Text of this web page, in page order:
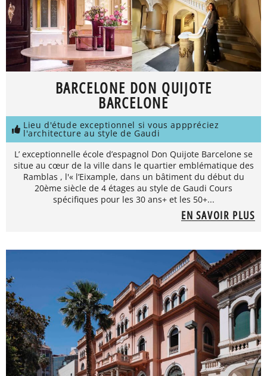
BARCELONE DON QUIJOTE
BARCELONE
Lieu d'étude exceptionnel si vous apppréciez
l'architecture au style de Gaudi
L’ exceptionnelle école d’espagnol Don Quijote Barcelone se
situe au cœur de la ville dans le quartier emblématique des
Ramblas , l'« l’Eixample, dans un bâtiment du début du
20ème siècle de 4 étages au style de Gaudi Cours
spécifiques pour les 30 ans+ et les 50+...
EN SAVOIR PLUS